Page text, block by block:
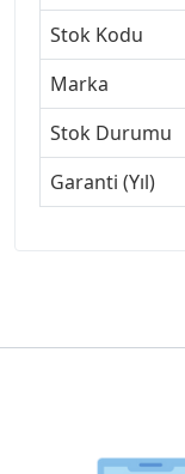
Stok Kodu
Marka
Stok Durumu
Garanti (Yıl)